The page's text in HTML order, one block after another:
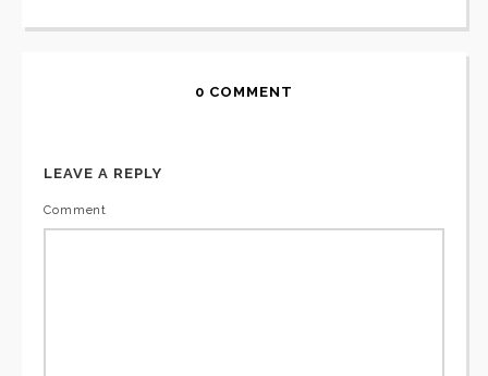
0 COMMENT
LEAVE A REPLY
Comment